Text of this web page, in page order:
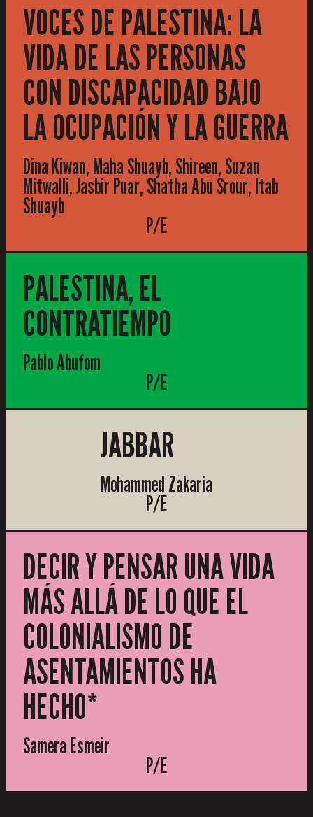
VOCES DE PALESTINA: LA
VIDA DE LAS PERSONAS
CON DISCAPACIDAD BAJO
LA OCUPACIÓN Y LA GUERRA
Dina Kiwan, Maha Shuayb, Shireen, Suzan
Mitwalli, Jasbir Puar, Shatha Abu Srour, Itab
Shuayb
P/E
PALESTINA, EL
CONTRATIEMPO
Pablo Abufom
P/E
JABBAR
Mohammed Zakaria
P/E
DECIR Y PENSAR UNA VIDA
MÁS ALLÁ DE LO QUE EL
COLONIALISMO DE
ASENTAMIENTOS HA
HECHO*
Samera Esmeir
P/E